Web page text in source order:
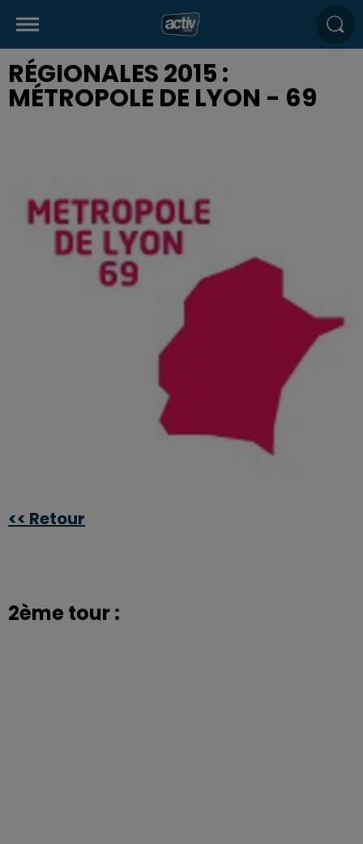
RÉGIONALES 2015 :
MÉTROPOLE DE LYON - 69
<< Retour
2ème tour :